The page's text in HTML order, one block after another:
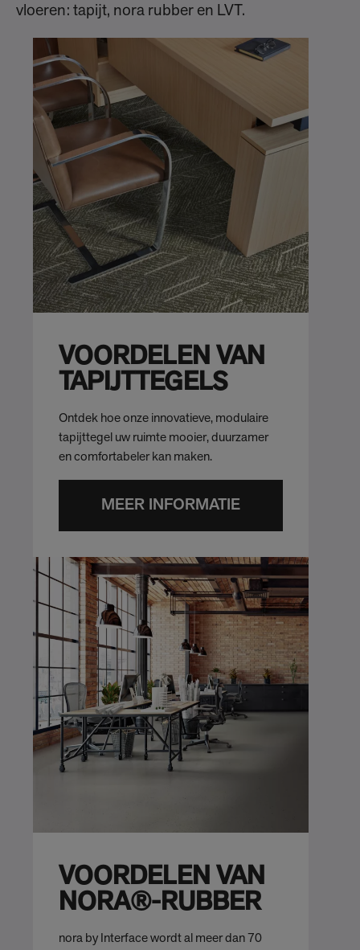
vloeren: tapijt, nora rubber en LVT.
VOORDELEN VAN
TAPIJTTEGELS
Ontdek hoe onze innovatieve, modulaire
tapijttegel uw ruimte mooier, duurzamer
en comfortabeler kan maken.
MEER INFORMATIE
VOORDELEN VAN
NORA®-RUBBER
nora by Interface wordt al meer dan 70